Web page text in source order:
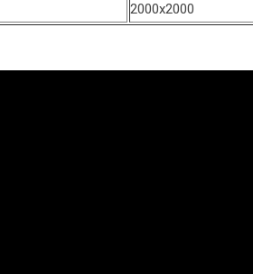
2000х2000